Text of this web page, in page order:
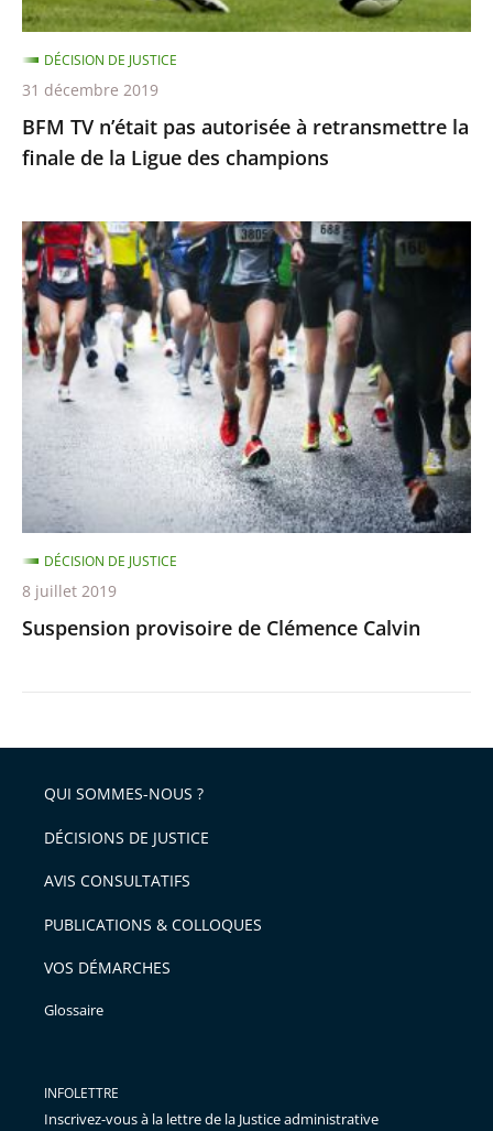
finale
de
la
Ligue
des
champions
BFM TV n’était pas autorisée à retransmettre la
finale de la Ligue des champions
DÉCISION DE JUSTICE
31 décembre 2019
Suspension
provisoire
de
Clémence
Calvin
Suspension provisoire de Clémence Calvin
DÉCISION DE JUSTICE
8 juillet 2019
QUI SOMMES-NOUS ?
DÉCISIONS DE JUSTICE
AVIS CONSULTATIFS
PUBLICATIONS & COLLOQUES
VOS DÉMARCHES
Glossaire
INFOLETTRE
Inscrivez-vous à la lettre de la Justice administrative